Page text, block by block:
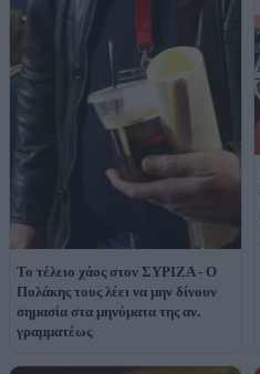
Το τέλειο χάος στον ΣΥΡΙΖΑ - Ο
Πολάκης τους λέει να μην δίνουν
σημασία στα μηνύματα της αν.
γραμματέως